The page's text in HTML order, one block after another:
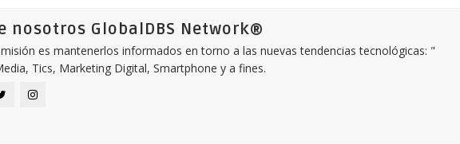
nosotros GlobalDBS Network®
es mantenerlos informados en torno a las nuevas tendencias tecnológicas: "
Tics, Marketing Digital, Smartphone y a fines.